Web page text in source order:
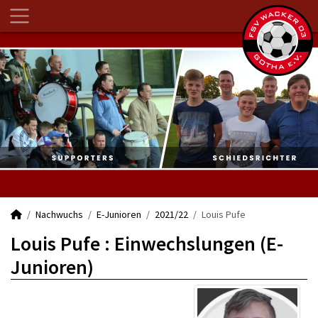
Nachwuchs E-Junioren 2021/22 Louis Pufe
Louis Pufe : Einwechslungen (E-
Junioren)